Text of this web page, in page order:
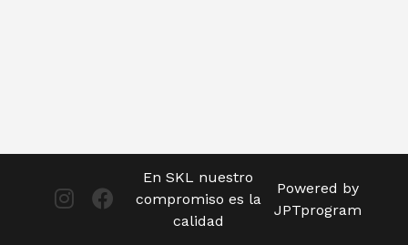
En SKL nuestro
compromiso es la
calidad
Powered by
JPTprogram